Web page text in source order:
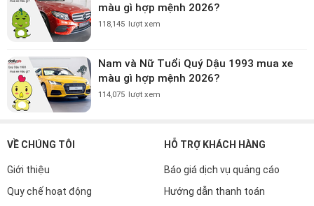
màu gì hợp mệnh 2026?
118,145 lượt xem
Nam và Nữ Tuổi Quý Dậu 1993 mua xe
màu gì hợp mệnh 2026?
114,075 lượt xem
VỀ CHÚNG TÔI
Giới thiệu
Quy chế hoạt động
HỖ TRỢ KHÁCH HÀNG
Báo giá dịch vụ quảng cáo
Hướng dẫn thanh toán